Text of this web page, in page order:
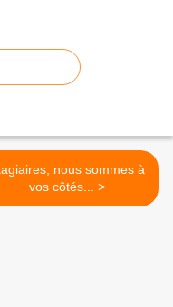
nous sommes à
vos côtés... >